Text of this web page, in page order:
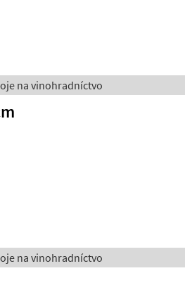
na vinohradníctvo
na vinohradníctvo